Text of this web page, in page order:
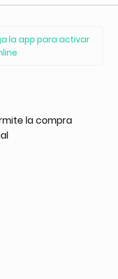
la app para activar
la compra